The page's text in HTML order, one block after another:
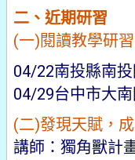
二、近期研習
(一)閱讀教學研習
04/22南投縣南
04/29台中市大
(二)發現天賦，
講師：獨角獸計